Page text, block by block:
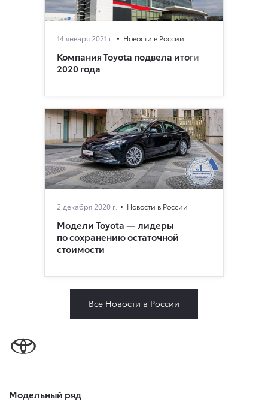
14 января 2021 г. Новости в России
Компания Toyota подвела итоги
2020 года
2 декабря 2020 г. Новости в России
Модели Toyota — лидеры
по сохранению остаточной
стоимости
Все Новости в России
Модельный ряд